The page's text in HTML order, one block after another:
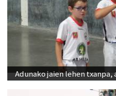
Adunako jaien lehen